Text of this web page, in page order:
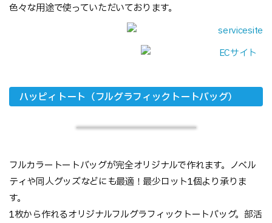
色々な用途で使っていただいております。
ハッピィトート（フルグラフィックトートバッグ）
フルカラートートバッグが完全オリジナルで作れます。ノベル
ティや同人グッズなどにも最適！最少ロット1個より承りま
す。
1枚から作れるオリジナルフルグラフィックトートバッグ。部活